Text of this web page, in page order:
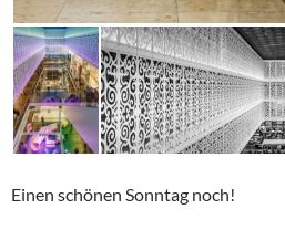
Einen schönen Sonntag noch!